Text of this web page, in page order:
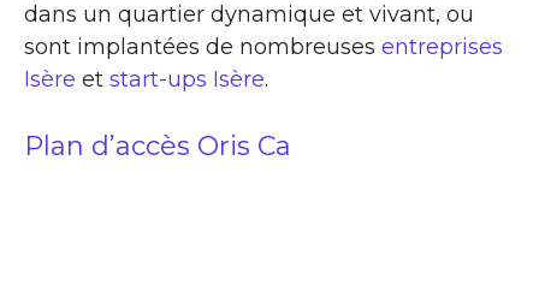
dans un quartier dynamique et vivant, ou
sont implantées de nombreuses entreprises
Isère et start-ups Isère.
Plan d’accès Oris Ca